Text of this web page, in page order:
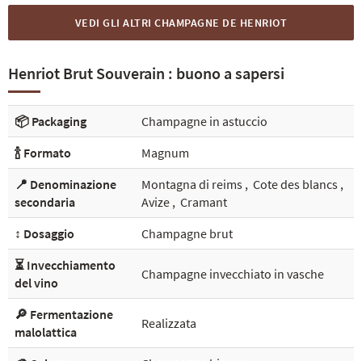
VEDI GLI ALTRI CHAMPAGNE DE HENRIOT
Henriot Brut Souverain : buono a sapersi
📦 Packaging
Champagne in astuccio
🍾 Formato
Magnum
📍 Denominazione
secondaria
Montagna di reims , Cote des blancs ,
Avize , Cramant
↕️ Dosaggio
Champagne brut
⏳ Invecchiamento
del vino
Champagne invecchiato in vasche
🔎 Fermentazione
malolattica
Realizzata